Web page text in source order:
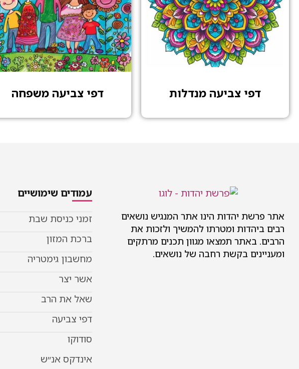
דפי צביעה מנדלות דפי צביעה משפחה
אתר פרשת יהדות הינו אתר המנגיש נושאים
רבים ביהדות ומטרתו להמשיך ולזכות את
הרבים. באתר תמצאו מגוון תכנים מרתקים
ומעניינים בקשת רחבה של נושאים.
עמודים שימושיים
זמני כניסת שבת
ברכת המזון
מחשבון גימטריה
אשר יצר
שאל את הרב
דפי צביעה
סודוקו
אינדקס אנ״ש